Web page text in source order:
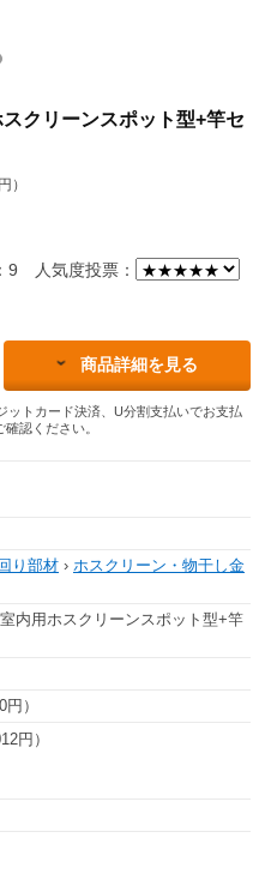
クリーンスポット型+竿セ
）
9 人気度投票：
商品詳細を見る
ットカード決済、U分割支払いでお支払
確認ください。
り部材 › ホスクリーン・物干し金
用ホスクリーンスポット型+竿
）
円）